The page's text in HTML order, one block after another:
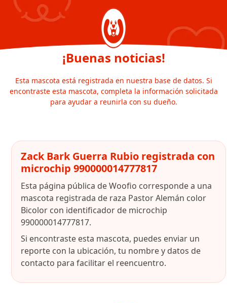
¡Buenas noticias!
Esta mascota está registrada en nuestra base de datos. Si
encontraste esta mascota, completa la información solicitada
para ayudar a reunirla con su dueño.
Zack Bark Guerra Rubio registrada con
microchip 990000014777817
Esta página pública de Woofio corresponde a una
mascota registrada de raza Pastor Alemán color
Bicolor con identificador de microchip
990000014777817.
Si encontraste esta mascota, puedes enviar un
reporte con la ubicación, tu nombre y datos de
contacto para facilitar el reencuentro.